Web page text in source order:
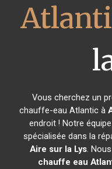
Vous cherchez un
chauffe-eau Atlantic à
endroit ! Notre
spécialisée dans la
Aire sur la Lys.
chauffe eau